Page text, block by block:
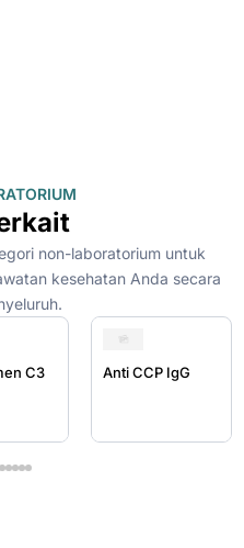
non-laboratorium untuk
kesehatan Anda secara
C3 Anti CCP IgG